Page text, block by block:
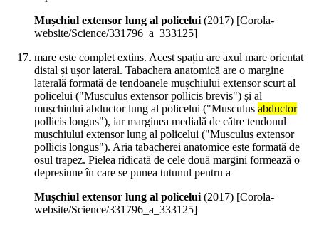
Mușchiul extensor lung al policelui(2017) [Corola-
website/Science/331796_a_333125]
mare este complet extins. Acest spațiu are axul mare orientat
distal și ușor lateral. Tabachera anatomică are o margine
laterală formată de tendoanele mușchiului extensor scurt al
policelui ("Musculus extensor pollicis brevis") și al
mușchiului abductor lung al policelui ("Musculus abductor
pollicis longus"), iar marginea medială de către tendonul
mușchiului extensor lung al policelui ("Musculus extensor
pollicis longus"). Aria tabacherei anatomice este formată de
osul trapez. Pielea ridicată de cele două margini formează o
depresiune în care se punea tutunul pentru a
Mușchiul extensor lung al policelui(2017) [Corola-
website/Science/331796_a_333125]